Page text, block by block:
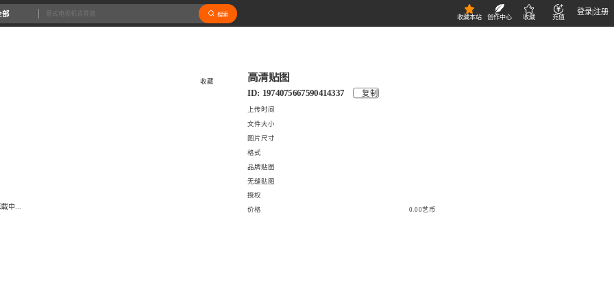
部 搜索 收藏本站 创作中心 收藏 充值
登录|注册
载中...
收藏 高清贴图
ID: 1974075667590414337 复制
上传时间
文件大小
图片尺寸
格式
品牌贴图
无缝贴图
授权
价格 0.00艺币